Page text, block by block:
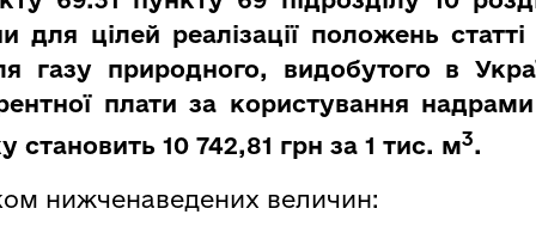
для цілей реалізації положень
газу природного, видобутого в
плати за користування
становить 10 742,81 грн за 1 тис. м3.
нижченаведених величин: